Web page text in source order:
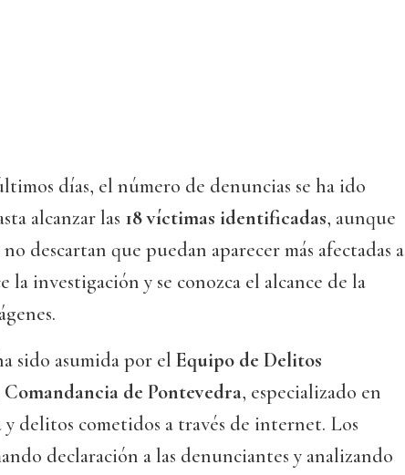
días, el número de denuncias se ha ido
alcanzar las 18 víctimas identificadas, aunque
descartan que puedan aparecer más afectadas a
la investigación y se conozca el alcance de la
sido asumida por el Equipo de Delitos
de Pontevedra, especializado en
delitos cometidos a través de internet. Los
declaración a las denunciantes y analizando